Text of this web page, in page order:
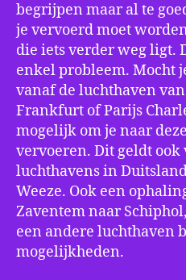
begrijpen maar al te
je vervoerd moet
die iets verder weg ligt.
enkel probleem. Mocht
vanaf de luchthaven
Frankfurt of Parijs
mogelijk om je naar
vervoeren. Dit geldt ook
luchthavens in
Weeze. Ook een
Zaventem naar
een andere luchthaven
mogelijkheden.